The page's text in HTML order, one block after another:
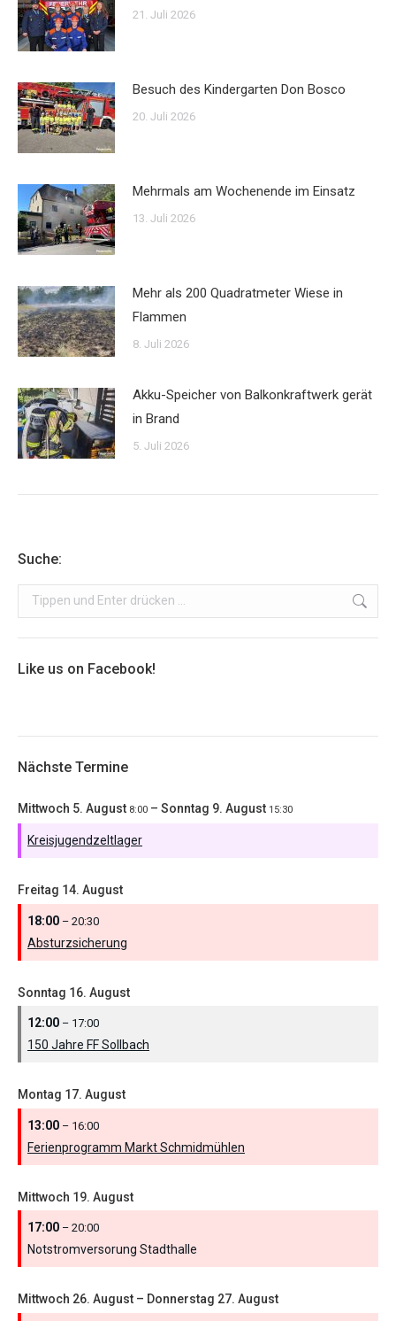
21. Juli 2026
Besuch des Kindergarten Don Bosco
20. Juli 2026
Mehrmals am Wochenende im Einsatz
13. Juli 2026
Mehr als 200 Quadratmeter Wiese in
Flammen
8. Juli 2026
Akku-Speicher von Balkonkraftwerk gerät
in Brand
5. Juli 2026
Suche:
Search:
Like us on Facebook!
Nächste Termine
Mittwoch 5. August 8:00 – Sonntag 9. August 15:30
Kreisjugendzeltlager
Freitag 14. August
18:00 – 20:30
Absturzsicherung
Sonntag 16. August
12:00 – 17:00
150 Jahre FF Sollbach
Montag 17. August
13:00 – 16:00
Ferienprogramm Markt Schmidmühlen
Mittwoch 19. August
17:00 – 20:00
Notstromversorung Stadthalle
Mittwoch 26. August – Donnerstag 27. August